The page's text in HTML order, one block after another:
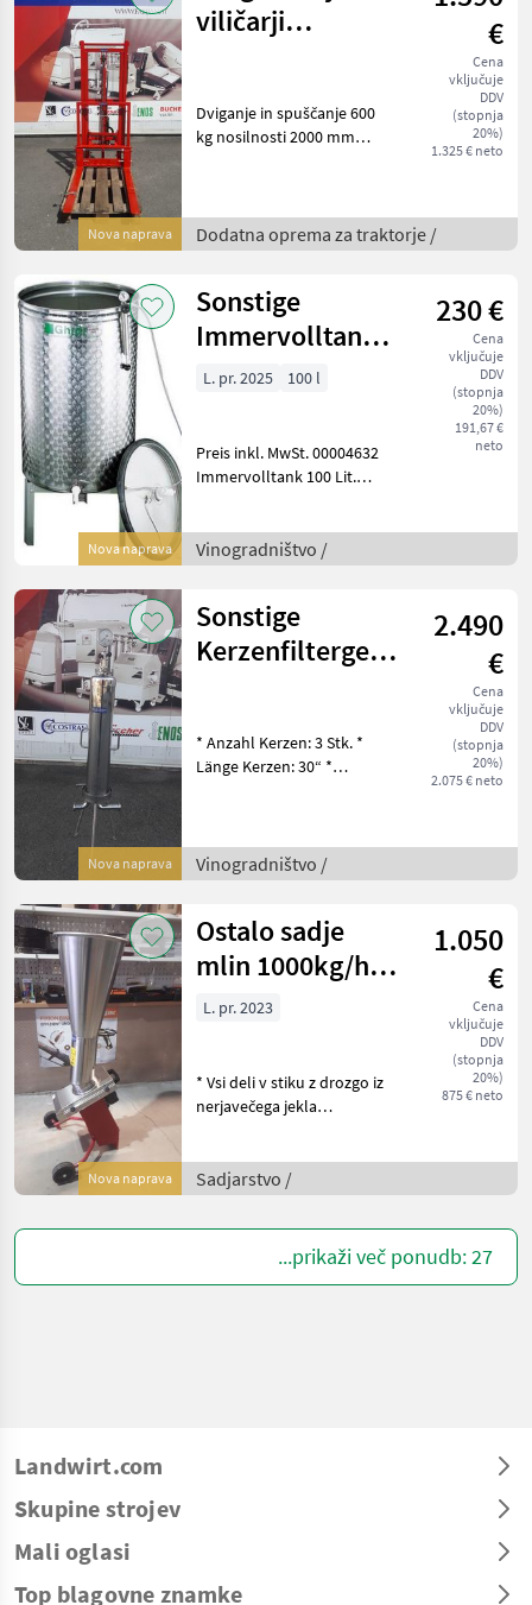
Nova naprava
viličarji
€
Cena
vključuje
DDV
(stopnja
20%)
1.325 € neto
Dviganje in spuščanje 600
kg nosilnosti 2000 mm
Dodatna oprema za traktorje /
Nova naprava
Sonstige
Immervolltank
100-2000l
230 €
Cena
vključuje
DDV
(stopnja
20%)
191,67 €
neto
L. pr. 2025 100 l
Preis inkl. MwSt. 00004632
Immervolltank 100 Lit.
150 Lit. gerader Boden 265,
00.- 00004637
Vinogradništvo /
Nova naprava
Sonstige
Kerzenfiltergehäuse
2.490
€
Cena
vključuje
DDV
(stopnja
20%)
2.075 € neto
* Anzahl Kerzen: 3 Stk. *
Länge Kerzen: 30“ *
Produktberührte Teile:
Edelstahl AISI 3
Vinogradništvo /
Nova naprava
Ostalo sadje
mlin 1000kg/h
Muser 230V 50Hz
1.050
€
Cena
vključuje
DDV
(stopnja
20%)
875 € neto
L. pr. 2023
* Vsi deli v stiku z drozgo iz
nerjavečega jekla
velikimi sadeži * Optimalno
drobljenje, kar ima za
posledico zelo d
Sadjarstvo /
...prikaži več ponudb: 27
Landwirt.com
Skupine strojev
Mali oglasi
Top blagovne znamke